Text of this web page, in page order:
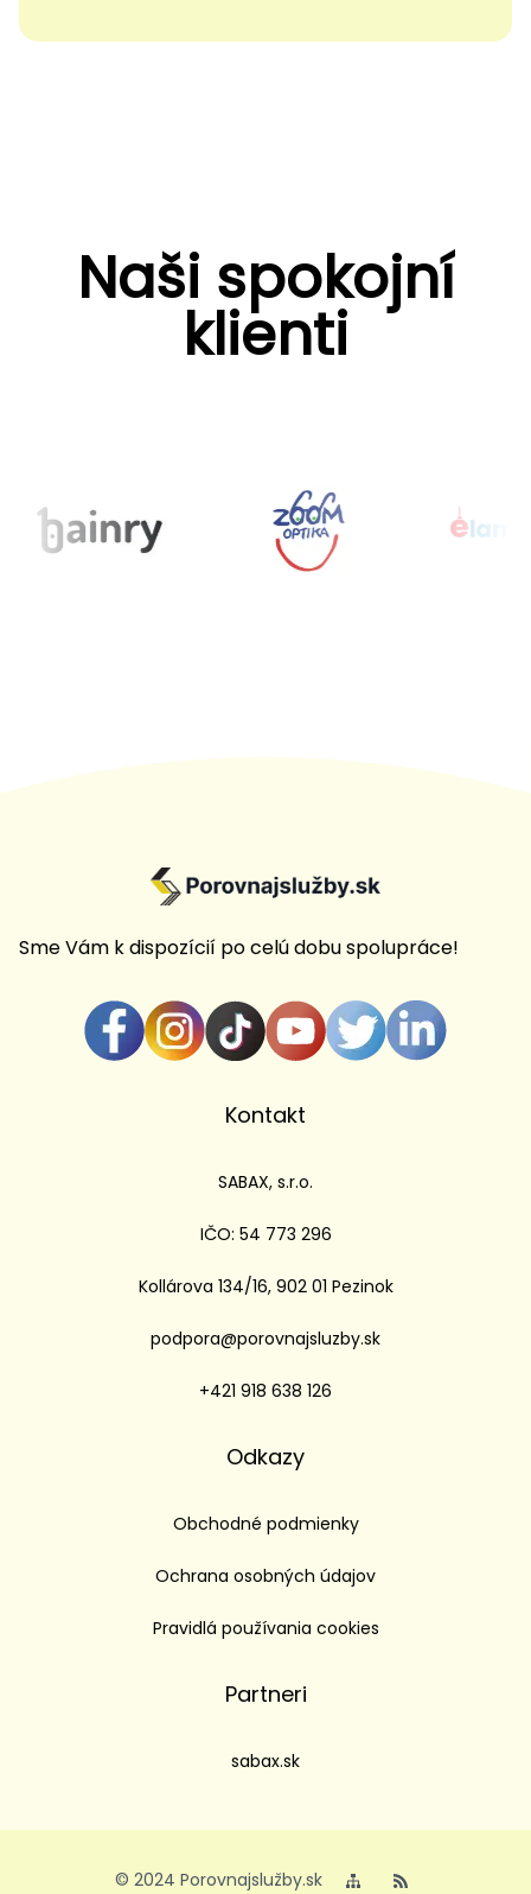
Naši spokojní
klienti
Sme Vám k dispozícií po celú dobu spolupráce!
Kontakt
SABAX, s.r.o.
IČO: 54 773 296
Kollárova 134/16, 902 01 Pezinok
podpora@porovnajsluzby.sk
+421 918 638 126
Odkazy
Obchodné podmienky
Ochrana osobných údajov
Pravidlá používania cookies
Partneri
sabax.sk
© 2024 Porovnajslužby.sk